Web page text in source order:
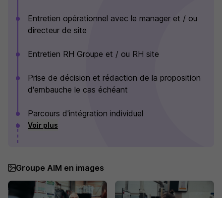
Entretien opérationnel avec le manager et / ou
directeur de site
Entretien RH Groupe et / ou RH site
Prise de décision et rédaction de la proposition
d'embauche le cas échéant
Parcours d'intégration individuel
Voir plus
Groupe AIM en images